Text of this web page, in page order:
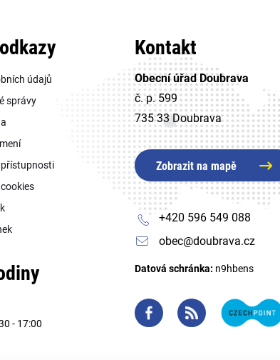
údajů
správy
přístupnosti
- 17:00
Kontakt
Obecní úřad Doubrava
č. p. 599
735 33 Doubrava
Zobrazit na mapě
+420 596 549 088
obec@doubrava.cz
Datová schránka: n9hbens